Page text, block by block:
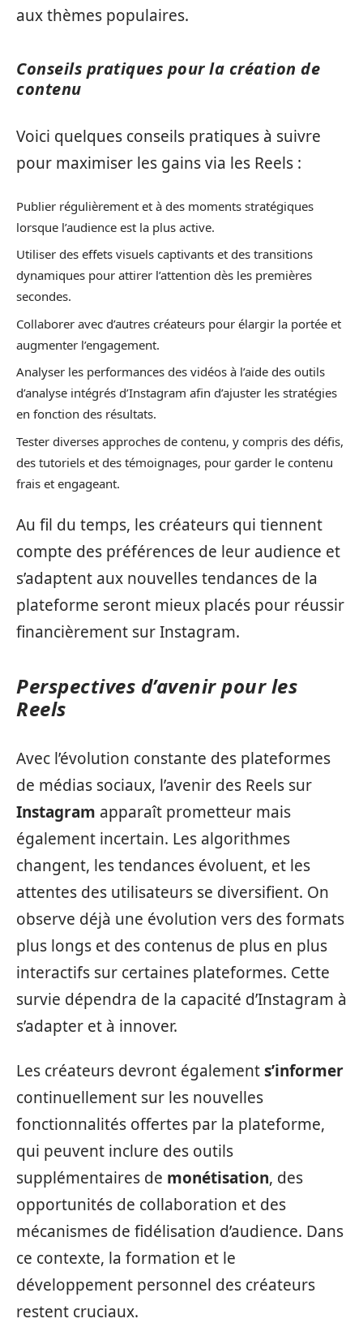
aux thèmes populaires.
Conseils pratiques pour la création de
contenu
Voici quelques conseils pratiques à suivre
pour maximiser les gains via les Reels :
Publier régulièrement et à des moments stratégiques
lorsque l’audience est la plus active.
Utiliser des effets visuels captivants et des transitions
dynamiques pour attirer l’attention dès les premières
secondes.
Collaborer avec d’autres créateurs pour élargir la portée et
augmenter l’engagement.
Analyser les performances des vidéos à l’aide des outils
d’analyse intégrés d’Instagram afin d’ajuster les stratégies
en fonction des résultats.
Tester diverses approches de contenu, y compris des défis,
des tutoriels et des témoignages, pour garder le contenu
frais et engageant.
Au fil du temps, les créateurs qui tiennent
compte des préférences de leur audience et
s’adaptent aux nouvelles tendances de la
plateforme seront mieux placés pour réussir
financièrement sur Instagram.
Perspectives d’avenir pour les
Reels
Avec l’évolution constante des plateformes
de médias sociaux, l’avenir des Reels sur
Instagram apparaît prometteur mais
également incertain. Les algorithmes
changent, les tendances évoluent, et les
attentes des utilisateurs se diversifient. On
observe déjà une évolution vers des formats
plus longs et des contenus de plus en plus
interactifs sur certaines plateformes. Cette
survie dépendra de la capacité d’Instagram à
s’adapter et à innover.
Les créateurs devront égalements’informer
continuellement sur les nouvelles
fonctionnalités offertes par la plateforme,
qui peuvent inclure des outils
supplémentaires de monétisation, des
opportunités de collaboration et des
mécanismes de fidélisation d’audience. Dans
ce contexte, la formation et le
développement personnel des créateurs
restent cruciaux.